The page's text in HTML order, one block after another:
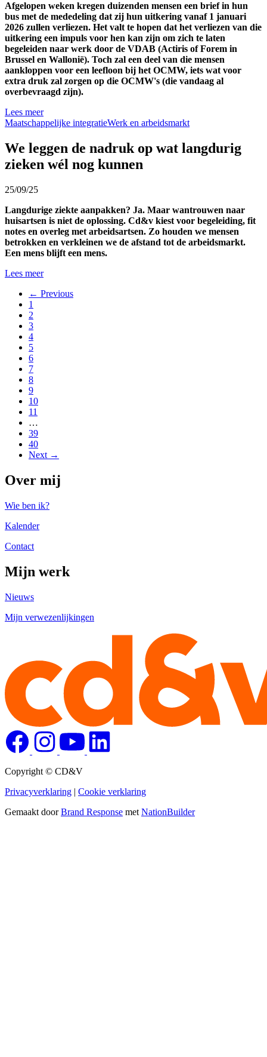
Afgelopen weken kregen duizenden mensen een brief in hun
bus met de mededeling dat zij hun uitkering vanaf 1 januari
2026 zullen verliezen. Het valt te hopen dat het verliezen van die
uitkering een impuls voor hen kan zijn om zich te laten
begeleiden naar werk door de VDAB (Actiris of Forem in
Brussel en Wallonië). Toch zal een deel van die mensen
aankloppen voor een leefloon bij het OCMW, iets wat voor
extra druk zal zorgen op die OCMW's (die vandaag al
overbevraagd zijn).
Lees meer
Maatschappelijke integratieWerk en arbeidsmarkt
We leggen de nadruk op wat langdurig
zieken wél nog kunnen
25/09/25
Langdurige ziekte aanpakken? Ja. Maar wantrouwen naar
huisartsen is niet de oplossing. Cd&v kiest voor begeleiding, fit
notes en overleg met arbeidsartsen. Zo houden we mensen
betrokken en verkleinen we de afstand tot de arbeidsmarkt.
Een mens blijft een mens.
Lees meer
← Previous
1
2
3
4
5
6
7
8
9
10
11
…
39
40
Next →
Over mij
Wie ben ik?
Kalender
Contact
Mijn werk
Nieuws
Mijn verwezenlijkingen
Copyright © CD&V
Privacyverklaring | Cookie verklaring
Gemaakt doorBrand Response met NationBuilder